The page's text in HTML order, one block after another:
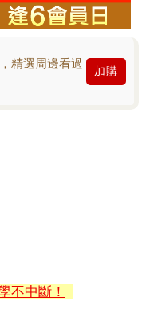
精選周邊看過
加購
不中斷！